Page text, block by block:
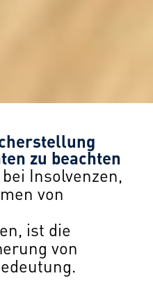
zu beachten
Insolvenzen,
von
ist die
von